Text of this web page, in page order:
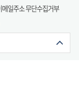
메일주소 무단수집거부